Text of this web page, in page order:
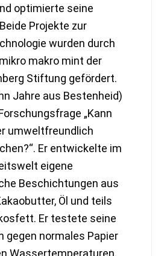
optimierte seine
Projekte zur
wurden durch
makro mint der
Stiftung gefördert.
Jahre aus Bestenheid)
„Kann
umweltfreundlich
Er entwickelte im
eigene
Beschichtungen aus
Öl und teils
Er testete seine
gegen normales Papier
Wassertemperaturen,